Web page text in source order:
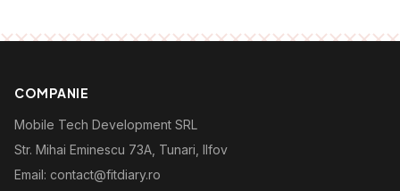
COMPANIE
Mobile Tech Development SRL
Str. Mihai Eminescu 73A, Tunari, Ilfov
Email: contact@fitdiary.ro